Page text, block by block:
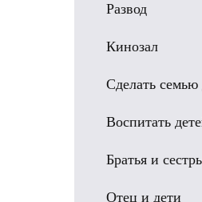
Развод
Кинозал
Сделать
Воспитать
Братья и
Отец и дети